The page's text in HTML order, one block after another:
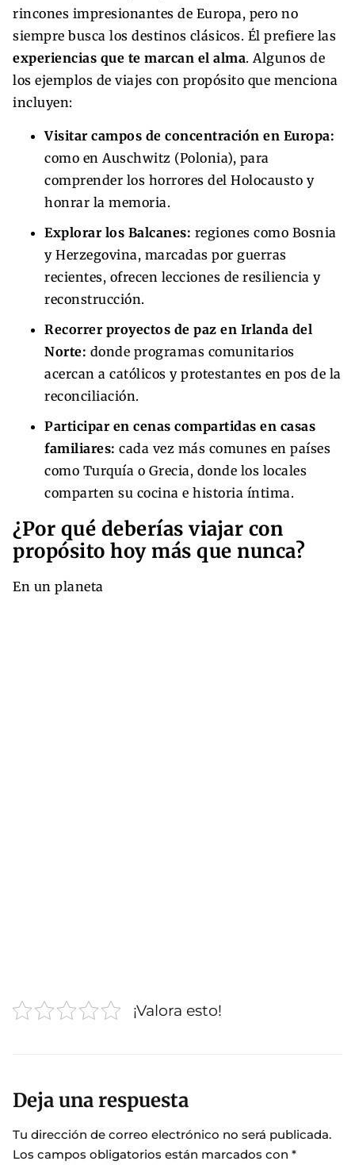
rincones impresionantes de Europa, pero no
siempre busca los destinos clásicos. Él prefiere las
experiencias que te marcan el alma. Algunos de
los ejemplos de viajes con propósito que menciona
incluyen:
Visitar campos de concentración en Europa:
como en Auschwitz (Polonia), para
comprender los horrores del Holocausto y
honrar la memoria.
Explorar los Balcanes: regiones como Bosnia
y Herzegovina, marcadas por guerras
recientes, ofrecen lecciones de resiliencia y
reconstrucción.
Recorrer proyectos de paz en Irlanda del
Norte: donde programas comunitarios
acercan a católicos y protestantes en pos de la
reconciliación.
Participar en cenas compartidas en casas
familiares: cada vez más comunes en países
como Turquía o Grecia, donde los locales
comparten su cocina e historia íntima.
¿Por qué deberías viajar con
propósito hoy más que nunca?
En un planeta
¡Valora esto!
Deja una respuesta
Tu dirección de correo electrónico no será publicada.
Los campos obligatorios están marcados con *